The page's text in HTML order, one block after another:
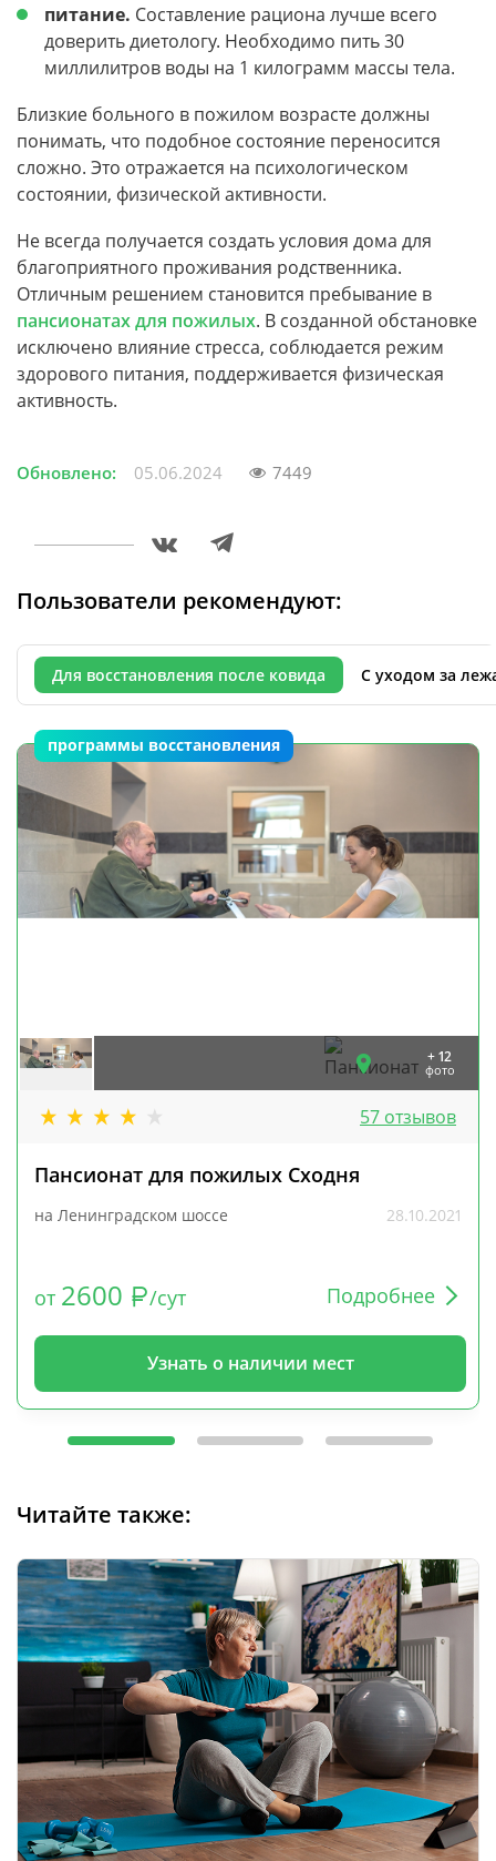
питание. Составление рациона лучше всего
доверить диетологу. Необходимо пить 30
миллилитров воды на 1 килограмм массы тела.
Близкие больного в пожилом возрасте должны
понимать, что подобное состояние переносится
сложно. Это отражается на психологическом
состоянии, физической активности.
Не всегда получается создать условия дома для
благоприятного проживания родственника.
Отличным решением становится пребывание в
пансионатах для пожилых. В созданной обстановке
исключено влияние стресса, соблюдается режим
здорового питания, поддерживается физическая
активность.
Обновлено: 05.06.2024 7449
Пользователи рекомендуют:
Для восстановления после ковида С уходом за
программы восстановления
+ 12
фото
57 отзывов
Пансионат для пожилых Сходня
на Ленинградском шоссе 28.10.2021
от 2600 /сут Подробнее
Узнать о наличии мест
Читайте также: